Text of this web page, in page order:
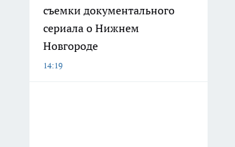
съемки документального
сериала о Нижнем
Новгороде
14:19